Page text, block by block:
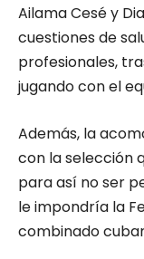
Ailama Cesé y
cuestiones de
profesionales,
jugando con el
Además, la
con la selección
para así no ser
le impondría la
combinado